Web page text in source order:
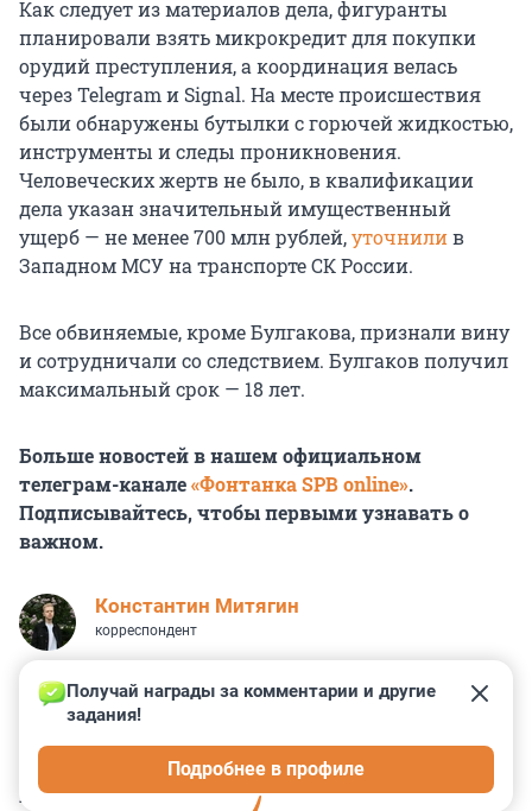
Как следует из материалов дела, фигуранты
планировали взять микрокредит для покупки
орудий преступления, а координация велась
через Telegram и Signal. На месте происшествия
были обнаружены бутылки с горючей жидкостью,
инструменты и следы проникновения.
Человеческих жертв не было, в квалификации
дела указан значительный имущественный
ущерб — не менее 700 млн рублей,уточнилив
Западном МСУ на транспорте СК России.
Все обвиняемые, кроме Булгакова, признали вину
и сотрудничали со следствием. Булгаков получил
максимальный срок — 18 лет.
Больше новостей в нашем официальном
телеграм-канале«Фонтанка SPB online».
Подписывайтесь, чтобы первыми узнавать о
важном.
Константин Митягин
корреспондент
КОММЕНТАРИИ 45
Получай награды за комментарии и другие
задания!
Подробнее в профиле